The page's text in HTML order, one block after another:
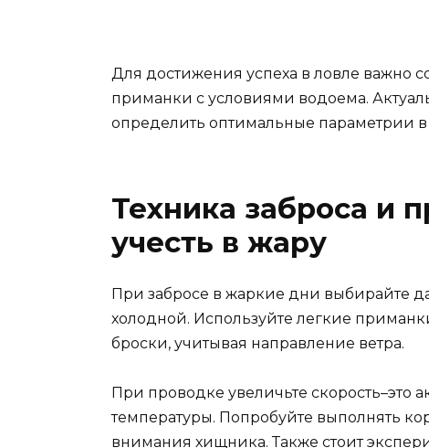
Для достижения успеха в ловле важно
приманки с условиями водоема.
определить оптимальные параметрии
Техника заброса и
учесть в жару
При забросе в жаркие дни выбирайте
холодной. Используйте легкие
броски, учитывая направление ветра.
При проводке увеличьте скорость–это
температуры. Попробуйте выполнять
внимания хищника. Также стоит